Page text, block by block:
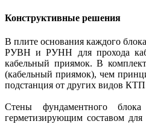
Конструктивные решения
В плите основания каждого
РУВН и РУНН для прохода
кабельный приямок. В
(кабельный приямок), чем
подстанция от других видов
Стены фундаментного
герметизирующим составом